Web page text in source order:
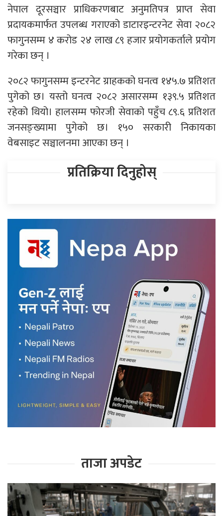
नेपाल दूरसञ्चार प्राधिकरणबाट अनुमतिपत्र प्राप्त सेवा
प्रदायकमार्फत उपलब्ध गराएको डाटारइन्टरनेट सेवा २०८२
फागुनसम्म ४ करोड २४ लाख ८९ हजार प्रयोगकर्ताले प्रयोग
गरेका छन् ।
२०८२ फागुनसम्म इन्टरनेट ग्राहकको घनत्व १४५.७ प्रतिशत
पुगेको छ। यस्तो घनत्व २०८२ असारसम्म १३९.५ प्रतिशत
रहेको थियो। हालसम्म फोरजी सेवाको पहुँच ८९.६ प्रतिशत
जनसङ्ख्यामा पुगेको छ। १५० सरकारी निकायका
वेबसाइट सञ्चालनमा आएका छन् ।
प्रतिक्रिया दिनुहोस्
ताजा अपडेट